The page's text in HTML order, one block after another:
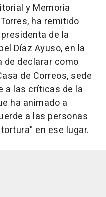
y Memoria
ha remitido
de la
Díaz Ayuso, en la
de declarar como
de Correos, sede
a las críticas de la
ha animado a
a las personas
en ese lugar.